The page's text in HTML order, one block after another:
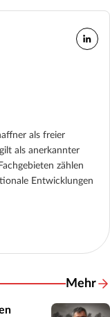
als freier
als anerkannter
zählen
Entwicklungen
Mehr